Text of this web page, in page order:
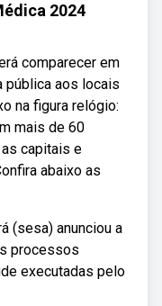
2024
comparecer em
pública aos locais
na figura relógio:
mais de 60
capitais e
abaixo as
(sesa) anunciou a
processos
executadas pelo